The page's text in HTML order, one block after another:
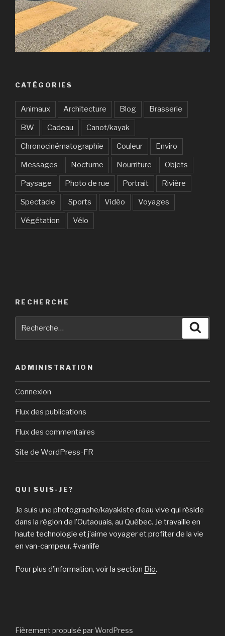
CATÉGORIES
Animaux Architecture Blog Brasserie
BW Cadeau Canot/kayak
Chronocinématographie Couleur Enviro
Messages Nocturne Nourriture Objets
Paysage Photo de rue Portrait Rivière
Spectacle Sports Vidéo Voyages
Végétation Vélo
RECHERCHE
ADMINISTRATION
Connexion
Flux des publications
Flux des commentaires
Site de WordPress-FR
QUI SUIS-JE?
Je suis une photographe/kayakiste d’eau vive qui réside
dans la région de l’Outaouais, au Québec. Je travaille en
haute technologie et j’aime voyager et profiter de la vie
en van-campeur. #vanlife
Pour plus d’information, voir la section Bio.
Fièrement propulsé par WordPress